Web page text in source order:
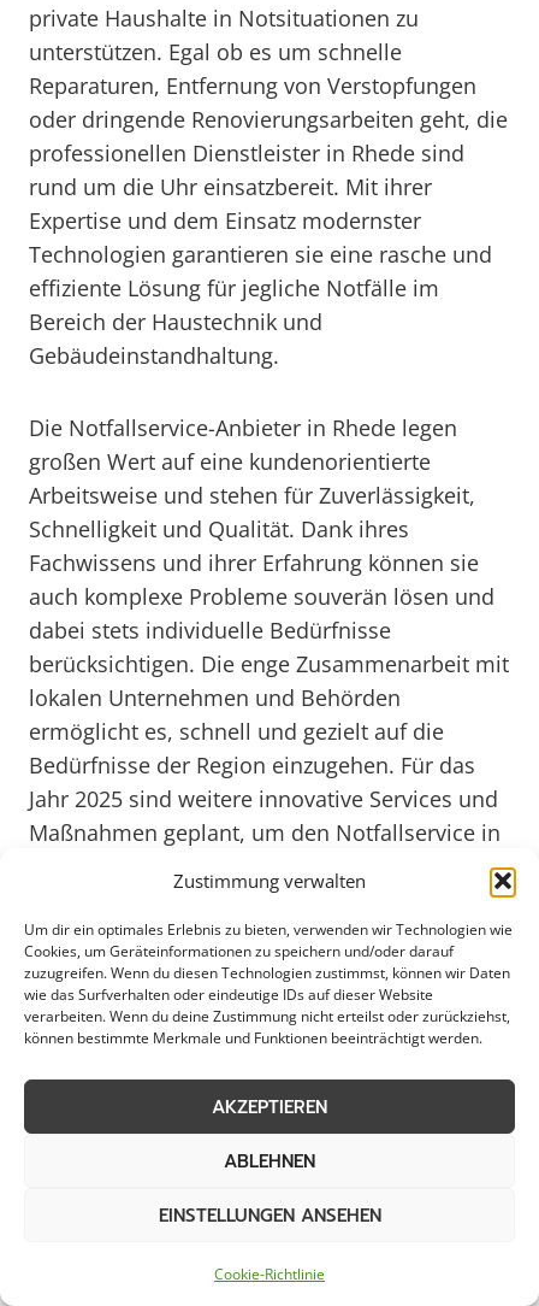
Zustimmung verwalten
Um dir ein optimales Erlebnis zu bieten, verwenden wir Technologien wie
Cookies, um Geräteinformationen zu speichern und/oder darauf
zuzugreifen. Wenn du diesen Technologien zustimmst, können wir Daten
wie das Surfverhalten oder eindeutige IDs auf dieser Website
verarbeiten. Wenn du deine Zustimmung nicht erteilst oder zurückziehst,
können bestimmte Merkmale und Funktionen beeinträchtigt werden.
AKZEPTIEREN
ABLEHNEN
EINSTELLUNGEN ANSEHEN
Cookie-Richtlinie
private Haushalte in Notsituationen zu
unterstützen. Egal ob es um schnelle
Reparaturen, Entfernung von Verstopfungen
oder dringende Renovierungsarbeiten geht, die
professionellen Dienstleister in Rhede sind
rund um die Uhr einsatzbereit. Mit ihrer
Expertise und dem Einsatz modernster
Technologien garantieren sie eine rasche und
effiziente Lösung für jegliche Notfälle im
Bereich der Haustechnik und
Gebäudeinstandhaltung.
Die Notfallservice-Anbieter in Rhede legen
großen Wert auf eine kundenorientierte
Arbeitsweise und stehen für Zuverlässigkeit,
Schnelligkeit und Qualität. Dank ihres
Fachwissens und ihrer Erfahrung können sie
auch komplexe Probleme souverän lösen und
dabei stets individuelle Bedürfnisse
berücksichtigen. Die enge Zusammenarbeit mit
lokalen Unternehmen und Behörden
ermöglicht es, schnell und gezielt auf die
Bedürfnisse der Region einzugehen. Für das
Jahr 2025 sind weitere innovative Services und
Maßnahmen geplant, um den Notfallservice in
Rhede kontinuierlich zu verbessern und den
Anforderungen einer sich stetig wandelnden
Umgebung gerecht zu werden. Rhede kann
sich somit auch in Zukunft auf einen effektiven
Notfallservice verlassen, der in jeder Situation
kompetent und verlässlich zur Seite steht.
Notfallservice für Kommunen: